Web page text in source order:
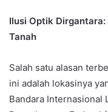
Ilusi Optik
Tanah
Salah satu alasan
ini adalah lokasinya
Bandara Internasional